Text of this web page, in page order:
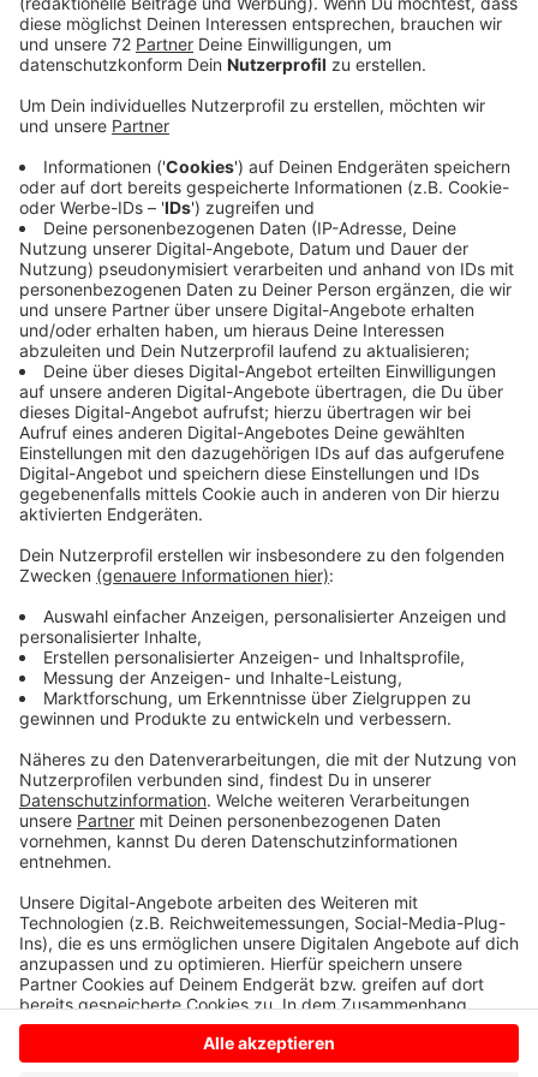
Sie sind heute Vormittag in Nottuln durch
Fußgängerin bat darum ein Stück vorzufahren, weil das
Auto auf dem Zebrastreifen an der Von-der-Reck-
Straße stand. Der Beifahrer beleidigte die Frau nur. Als
diese dann auf dem Zebrastreifen stand, fuhr die
Autofahrerin plötzlich los und rechts an der
Nottulnerin vorbei. Die sprang mit einem Schreck zur
Seite, weil sie befürchtete von dem weißen Opel Agila
angefahren zu werden. Die Polizei sucht Autofahrerin
und Beifahrer jetzt.
Beschreibung der Fahrerin:
-weiblich -38-40 Jahre -stabile Statur -braune Haare
zum Zopf gebunden
Beschreibung des Beifahrers:
-männlich -40-42 Jahre -stabile Statur -dunkle Haare
Erste Ermittlungen ergaben, dass die angebrachten
Kennzeichen nicht zu dem Auto gehören. Die Polizei in
Dülmen bittet unter 02594-793611 um Hinweise.
Anzeige
Anzeige